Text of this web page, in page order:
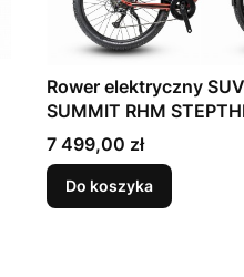
Rower elektryczny
SUMMIT RHM
Cena
7 499,00 zł
Do koszyka